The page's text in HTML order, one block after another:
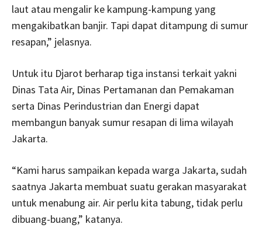
laut atau mengalir ke kampung-kampung yang
mengakibatkan banjir. Tapi dapat ditampung di sumur
resapan,” jelasnya.
Untuk itu Djarot berharap tiga instansi terkait yakni
Dinas Tata Air, Dinas Pertamanan dan Pemakaman
serta Dinas Perindustrian dan Energi dapat
membangun banyak sumur resapan di lima wilayah
Jakarta.
“Kami harus sampaikan kepada warga Jakarta, sudah
saatnya Jakarta membuat suatu gerakan masyarakat
untuk menabung air. Air perlu kita tabung, tidak perlu
dibuang-buang,” katanya.